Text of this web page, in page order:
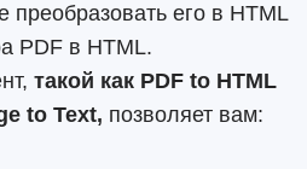
преобразовать его в HTML
PDF в HTML.
такой как PDF to HTML
to Text, позволяет вам: